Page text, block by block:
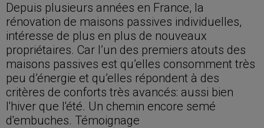
Depuis plusieurs années en France, la
rénovation de maisons passives individuelles,
intéresse de plus en plus de nouveaux
propriétaires. Car l’un des premiers atouts des
maisons passives est qu’elles consomment très
peu d’énergie et qu’elles répondent à des
critères de conforts très avancés: aussi bien
l'hiver que l'été. Un chemin encore semé
d'embuches. Témoignage